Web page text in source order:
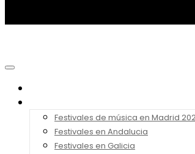
Festivales de música en Madrid
Festivales en Andalucia
Festivales en Galicia